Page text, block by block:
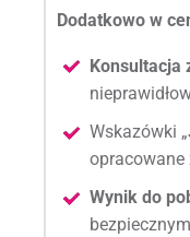
Dodatkowo w
Konsultacja
Wskazówki
opracowane
Wynik do